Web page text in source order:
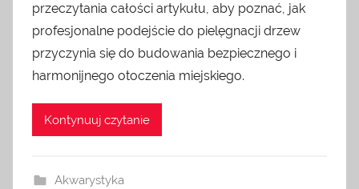
przeczytania całości artykułu, aby poznać, jak
profesjonalne podejście do pielęgnacji drzew
przyczynia się do budowania bezpiecznego i
harmonijnego otoczenia miejskiego.
Kontynuuj czytanie
Akwarystyka